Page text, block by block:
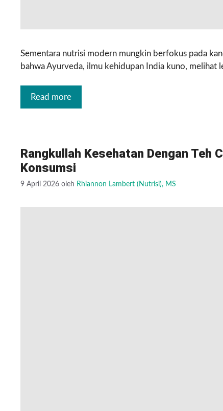
Sementara nutrisi modern mungkin berfokus pada
bahwa Ayurveda, ilmu kehidupan India kuno, melihat
Read more
Rangkullah Kesehatan Dengan Teh
Konsumsi
9 April 2026 oleh Rhiannon Lambert (Nutrisi), MS